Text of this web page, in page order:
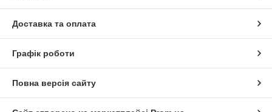
Доставка та оплата
Графік роботи
Повна версія сайту